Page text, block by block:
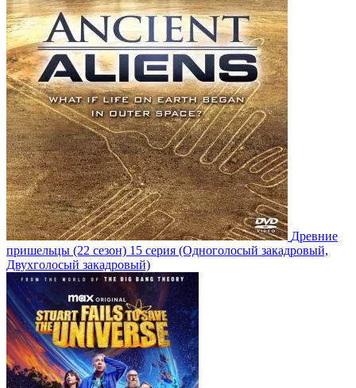
Древние
пришельцы (22 сезон) 15 серия (Одноголосый закадровый,
Двухголосый закадровый)